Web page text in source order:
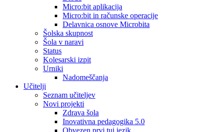
Micro:bit aplikacija
Micro:bit in računske operacije
Delavnica osnove Microbita
Šolska skupnost
Šola v naravi
Status
Kolesarski izpit
Urniki
Nadomeščanja
Učitelji
Seznam učiteljev
Novi projekti
Zdrava šola
Inovativna pedagogika 5.0
Obvezen prvi tuj jezik